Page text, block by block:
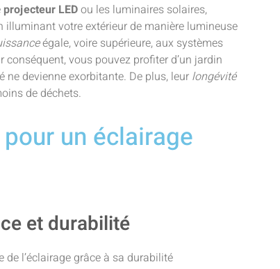
projecteur LEDou les luminaires solaires,
votre extérieur de manière lumineuse
égale, voire supérieure, aux systèmes
vous pouvez profiter d’un jardin
devienne exorbitante. De plus, leur longévité
de déchets.
un éclairage
et durabilité
l’éclairage grâce à sa durabilité